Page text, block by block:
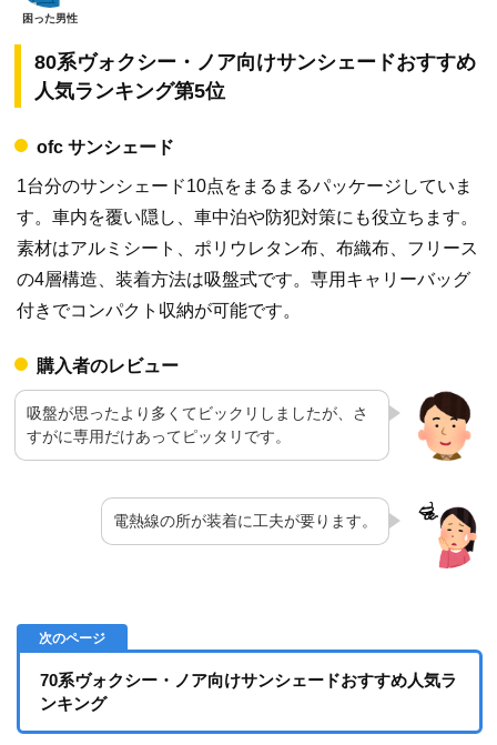
80系ヴォクシー・ノア向けサンシェードおすすめ
人気ランキング第5位
ofc サンシェード
1台分のサンシェード10点をまるまるパッケージしていま
す。車内を覆い隠し、車中泊や防犯対策にも役立ちます。
素材はアルミシート、ポリウレタン布、布織布、フリース
の4層構造、装着方法は吸盤式です。専用キャリーバッグ
付きでコンパクト収納が可能です。
購入者のレビュー
吸盤が思ったより多くてビックリしましたが、さ
すがに専用だけあってピッタリです。
電熱線の所が装着に工夫が要ります。
70系ヴォクシー・ノア向けサンシェードおすすめ人気ラ
ンキング